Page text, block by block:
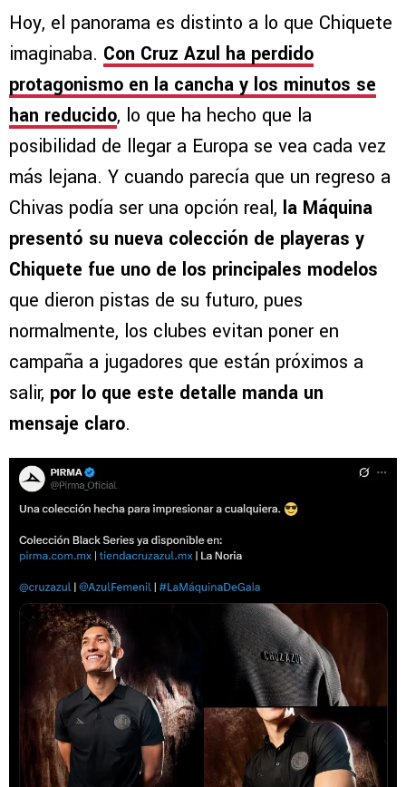
Hoy, el panorama es distinto a lo que Chiquete
imaginaba. Con Cruz Azul ha perdido
protagonismo en la cancha y los minutos se
han reducido, lo que ha hecho que la
posibilidad de llegar a Europa se vea cada vez
más lejana. Y cuando parecía que un regreso a
Chivas podía ser una opción real, la Máquina
presentó su nueva colección de playeras y
Chiquete fue uno de los principales modelos
que dieron pistas de su futuro, pues
normalmente, los clubes evitan poner en
campaña a jugadores que están próximos a
salir, por lo que este detalle manda un
mensaje claro.